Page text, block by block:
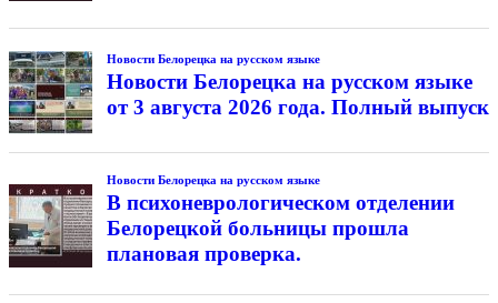
Новости Белорецка на русском языке
Новости Белорецка на русском языке
от 3 августа 2026 года. Полный выпуск
Новости Белорецка на русском языке
В психоневрологическом отделении
Белорецкой больницы прошла
плановая проверка.